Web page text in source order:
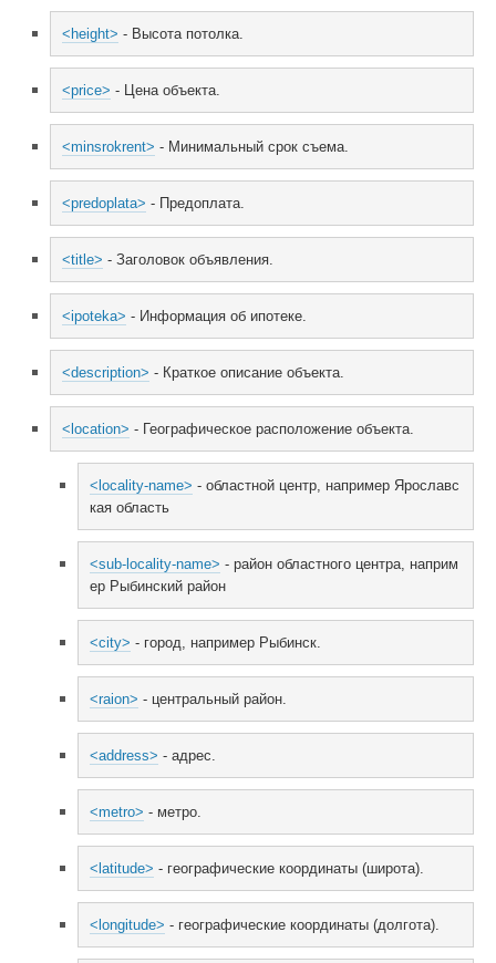
<height> - Высота потолка.
<price> - Цена объекта.
<minsrokrent> - Минимальный срок съема.
<predoplata> - Предоплата.
<title> - Заголовок объявления.
<ipoteka> - Информация об ипотеке.
<description> - Краткое описание объекта.
<location> - Географическое расположение объекта.
<locality-name> - областной центр, например Ярославс
кая область
<sub-locality-name> - район областного центра, наприм
ер Рыбинский район
<city> - город, например Рыбинск.
<raion> - центральный район.
<address> - адрес.
<metro> - метро.
<latitude> - географические координаты (широта).
<longitude> - географические координаты (долгота).